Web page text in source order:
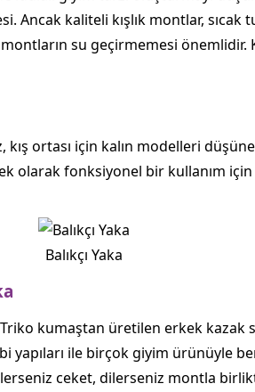
Ancak kaliteli kışlık montlar,
su geçirmemesi
kış ortası için kalın modelleri
fonksiyonel bir kullanım için
Balıkçı Yaka
kumaştan üretilen erkek
yapıları ile birçok giyim ürünüyle
ceket, dilerseniz montla